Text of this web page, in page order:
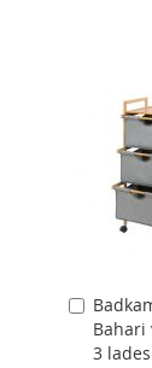
Bahari
3 lades
Aan